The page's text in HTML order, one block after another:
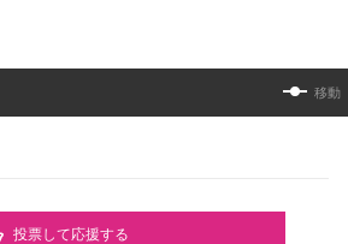
移動
投票して応援する